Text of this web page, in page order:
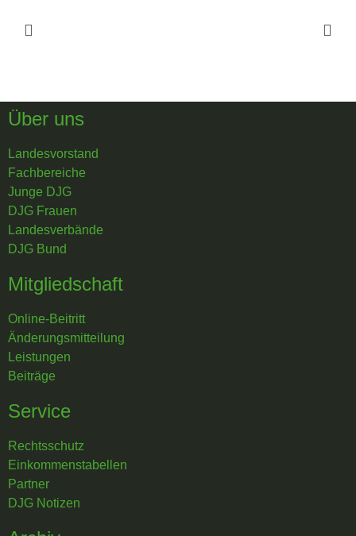
Über uns
Landesvorstand
Fachbereiche
Junge DJG
DJG Frauen
Landesverbände
DJG Bund
Mitgliedschaft
Online-Beitritt
Änderungsmitteilung
Leistungen
Beiträge
Service
Rechtsschutz
Einkommenstabellen
Partner
DJG Notizen